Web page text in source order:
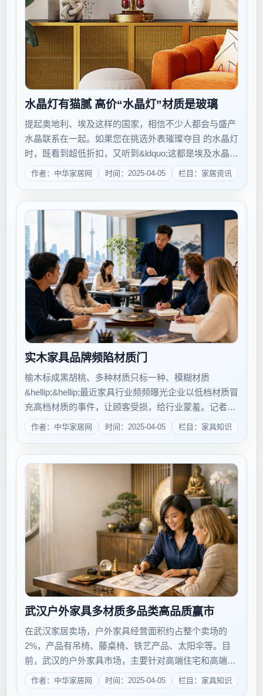
水晶灯有猫腻 高价“水晶灯”材质是玻璃
提起奥地利、埃及这样的国家，相信不少人都会与盛产
水晶联系在一起。如果您在挑选外表璀璨夺目 的水晶灯
时，既看到超低折扣，又听到&ldquo;这都是埃及水晶
&rdquo;的承诺时，是不是就会心动呢？近日，记者对
本市水晶灯市场进行暗访调查发现，巨大的利润让很多
作者：中华家居网 时间：2025-04-05 栏目：家居资讯
实木家具品牌频陷材质门
榆木标成黑胡桃、多种材质只标一种、模糊材质
&hellip;&hellip;最近家具行业频频曝光企业以低档材质冒
充高档材质的事件，让顾客受损，给行业蒙羞。记者调
查发现，北京市场上销售的产品对材质标示相对正规，
专家则提醒消费者，在购买家具签合同时，一定要清楚
作者：中华家居网 时间：2025-04-05 栏目：家具知识
武汉户外家具多材质多品类高品质赢市
在武汉家居卖场，户外家具经营面积约占整个卖场的
2%，产品有吊椅、藤桌椅、铁艺产品、太阳伞等。目
前，武汉的户外家具市场，主要针对高端住宅和高端休
闲场所，并未普及至更多大众消费者家中。随着经济的
发展和生活观念的转变，户外休闲理念越来越深入人
作者：中华家居网 时间：2025-04-05 栏目：家具知识